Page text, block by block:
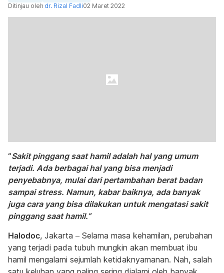
Ditinjau oleh dr. Rizal Fadli02 Maret 2022
“Sakit pinggang saat hamil adalah hal yang umum
terjadi. Ada berbagai hal yang bisa menjadi
penyebabnya, mulai dari pertambahan berat badan
sampai stress. Namun, kabar baiknya, ada banyak
juga cara yang bisa dilakukan untuk mengatasi sakit
pinggang saat hamil.”
Halodoc, Jakarta – Selama masa kehamilan, perubahan
yang terjadi pada tubuh mungkin akan membuat ibu
hamil mengalami sejumlah ketidaknyamanan. Nah, salah